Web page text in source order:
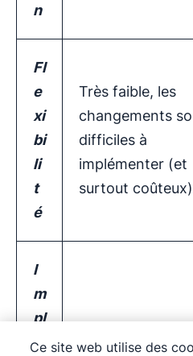
n
Fl
e
xi
bi
li
t
é
Très faible, les
changements
difficiles à
implémenter (et
surtout coûteux)
I
m
pl
ic
Ce site web utilise des